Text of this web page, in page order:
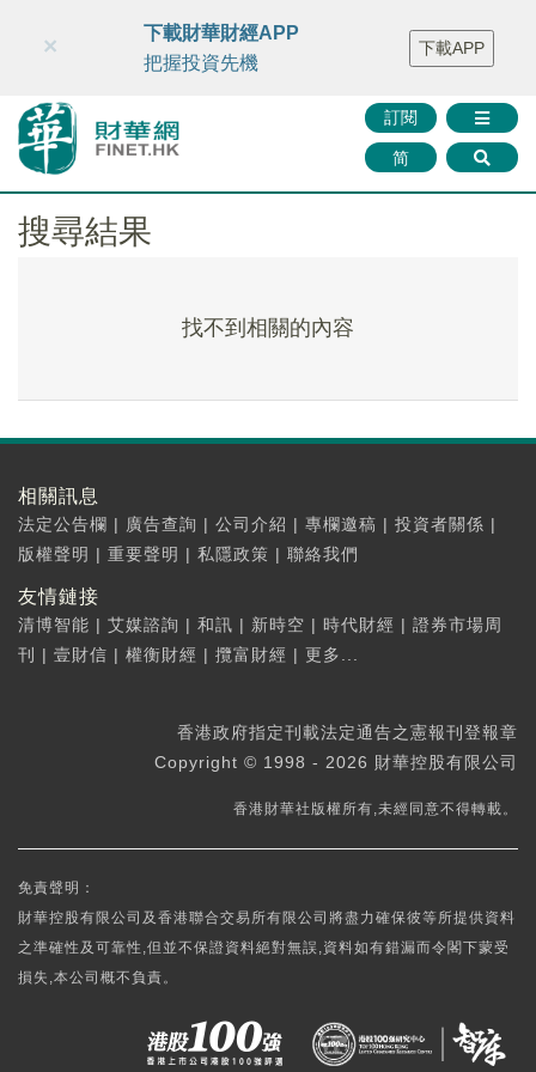
財華智庫網 FINTV FINMETA 財華證券 媒體矩陣
智庫沙龍
聯絡我們
訂閱
简
×
下載財華財經APP
把握投資先機
下載APP
搜尋結果
找不到相關的內容
相關訊息
法定公告欄 | 廣告查詢 | 公司介紹 | 專欄邀稿 | 投資者關係 |
版權聲明 | 重要聲明 | 私隱政策 | 聯絡我們
友情鏈接
清博智能 | 艾媒諮詢 | 和訊 | 新時空 | 時代財經 | 證券市場周
刊
| 壹財信 | 權衡財經 | 攬富財經 | 更多...
香港政府指定刊載法定通告之憲報刊登報章
Copyright © 1998 - 2026 財華控股有限公司
香港財華社版權所有,未經同意不得轉載。
免責聲明：
財華控股有限公司及香港聯合交易所有限公司將盡力確保彼等所提供資料
之準確性及可靠性,但並不保證資料絕對無誤,資料如有錯漏而令閣下蒙受
損失,本公司概不負責。